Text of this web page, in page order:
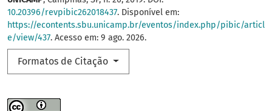
10.20396/revpibic262018437. Disponível em:
https://econtents.sbu.unicamp.br/eventos/index.php/pibic/articl
e/view/437. Acesso em: 9 ago. 2026.
Formatos de Citação